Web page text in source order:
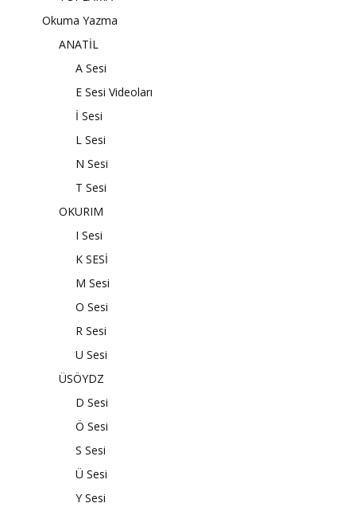
Okuma Yazma
ANATİL
A Sesi
E Sesi Videoları
İ Sesi
L Sesi
N Sesi
T Sesi
OKURIM
I Sesi
K SESİ
M Sesi
O Sesi
R Sesi
U Sesi
ÜSÖYDZ
D Sesi
Ö Sesi
S Sesi
Ü Sesi
Y Sesi